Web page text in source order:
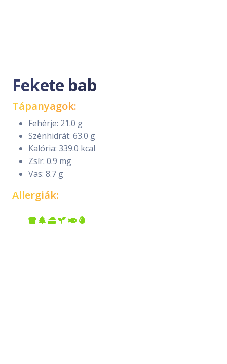
Fekete bab
Tápanyagok:
Fehérje: 21.0 g
Szénhidrát: 63.0 g
Kalória: 339.0 kcal
Zsír: 0.9 mg
Vas: 8.7 g
Allergiák: